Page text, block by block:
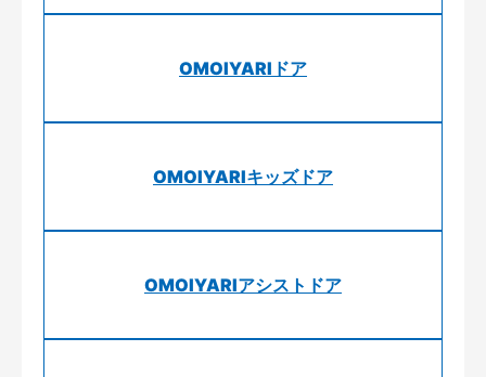
OMOIYARIドア
OMOIYARIキッズドア
OMOIYARIアシストドア